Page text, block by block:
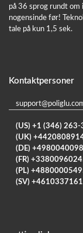
på 36 sprog rundt om
nogensinde før!
tale på kun 1,5 sek.
Kontaktpersoner
(US) +1 (346) 263-
(UK)
(DE)
(FR)
(PL)
(SV)